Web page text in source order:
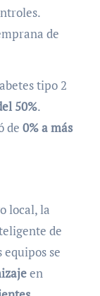
de
tipo 2
50%.
de 0% a más
local, la
de
equipos se
en